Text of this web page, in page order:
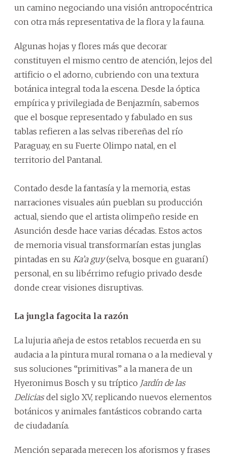
un camino negociando una visión antropocéntrica
con otra más representativa de la flora y la fauna.
Algunas hojas y flores más que decorar
constituyen el mismo centro de atención, lejos del
artificio o el adorno, cubriendo con una textura
botánica integral toda la escena. Desde la óptica
empírica y privilegiada de Benjazmín, sabemos
que el bosque representado y fabulado en sus
tablas refieren a las selvas ribereñas del río
Paraguay, en su Fuerte Olimpo natal, en el
territorio del Pantanal.
Contado desde la fantasía y la memoria, estas
narraciones visuales aún pueblan su producción
actual, siendo que el artista olimpeño reside en
Asunción desde hace varias décadas. Estos actos
de memoria visual transformarían estas junglas
pintadas en su Ka’a guy(selva, bosque en guaraní)
personal, en su libérrimo refugio privado desde
donde crear visiones disruptivas.
La jungla fagocita la razón
La lujuria añeja de estos retablos recuerda en su
audacia a la pintura mural romana o a la medieval y
sus soluciones “primitivas” a la manera de un
Hyeronimus Bosch y su tríptico Jardín de las
Deliciasdel siglo XV, replicando nuevos elementos
botánicos y animales fantásticos cobrando carta
de ciudadanía.
Mención separada merecen los aforismos y frases